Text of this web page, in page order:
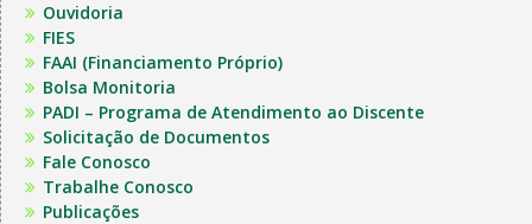
Ouvidoria
FIES
FAAI (Financiamento Próprio)
Bolsa Monitoria
PADI – Programa de Atendimento ao Discente
Solicitação de Documentos
Fale Conosco
Trabalhe Conosco
Publicações